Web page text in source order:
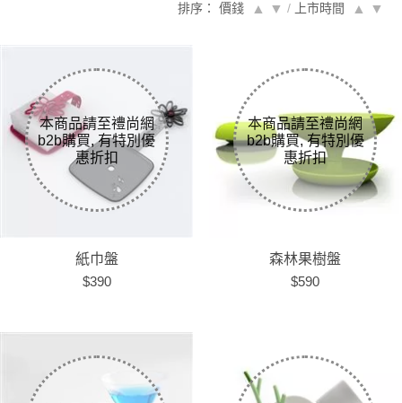
排序： 價錢 ▲ ▼ / 上市時間 ▲ ▼
紙巾盤
$390
森林果樹盤
$590